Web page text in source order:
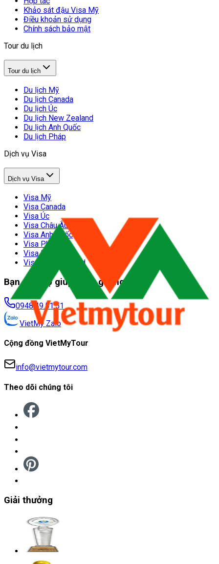
Khảo sát đậu Visa Mỹ
Điều khoản sử dụng
Chính sách bảo mật
Tour du lịch
Tour du lịch
Du lịch Mỹ
Du lịch Canada
Du lịch Úc
Du lịch New Zealand
Du lịch Anh Quốc
Du lịch Pháp
Dịch vụ Visa
Dịch vụ Visa
Visa Mỹ
Visa Canada
Visa Úc
Visa Châu Âu
Visa Anh Quốc
Visa Pháp
Visa Nhật Bản
Visa New Zealand
Bạn cần trợ giúp? Hãy gọi ngay
0948.49.51.51
VietMy Zalo
Cộng đồng VietMyTour
info@vietmytour.com
Theo dõi chúng tôi
Giải thưởng